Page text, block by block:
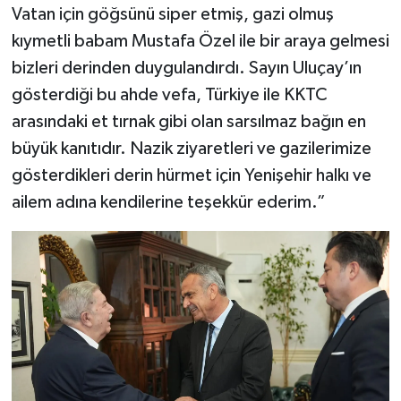
Vatan için göğsünü siper etmiş, gazi olmuş
kıymetli babam Mustafa Özel ile bir araya gelmesi
bizleri derinden duygulandırdı. Sayın Uluçay’ın
gösterdiği bu ahde vefa, Türkiye ile KKTC
arasındaki et tırnak gibi olan sarsılmaz bağın en
büyük kanıtıdır. Nazik ziyaretleri ve gazilerimize
gösterdikleri derin hürmet için Yenişehir halkı ve
ailem adına kendilerine teşekkür ederim.”